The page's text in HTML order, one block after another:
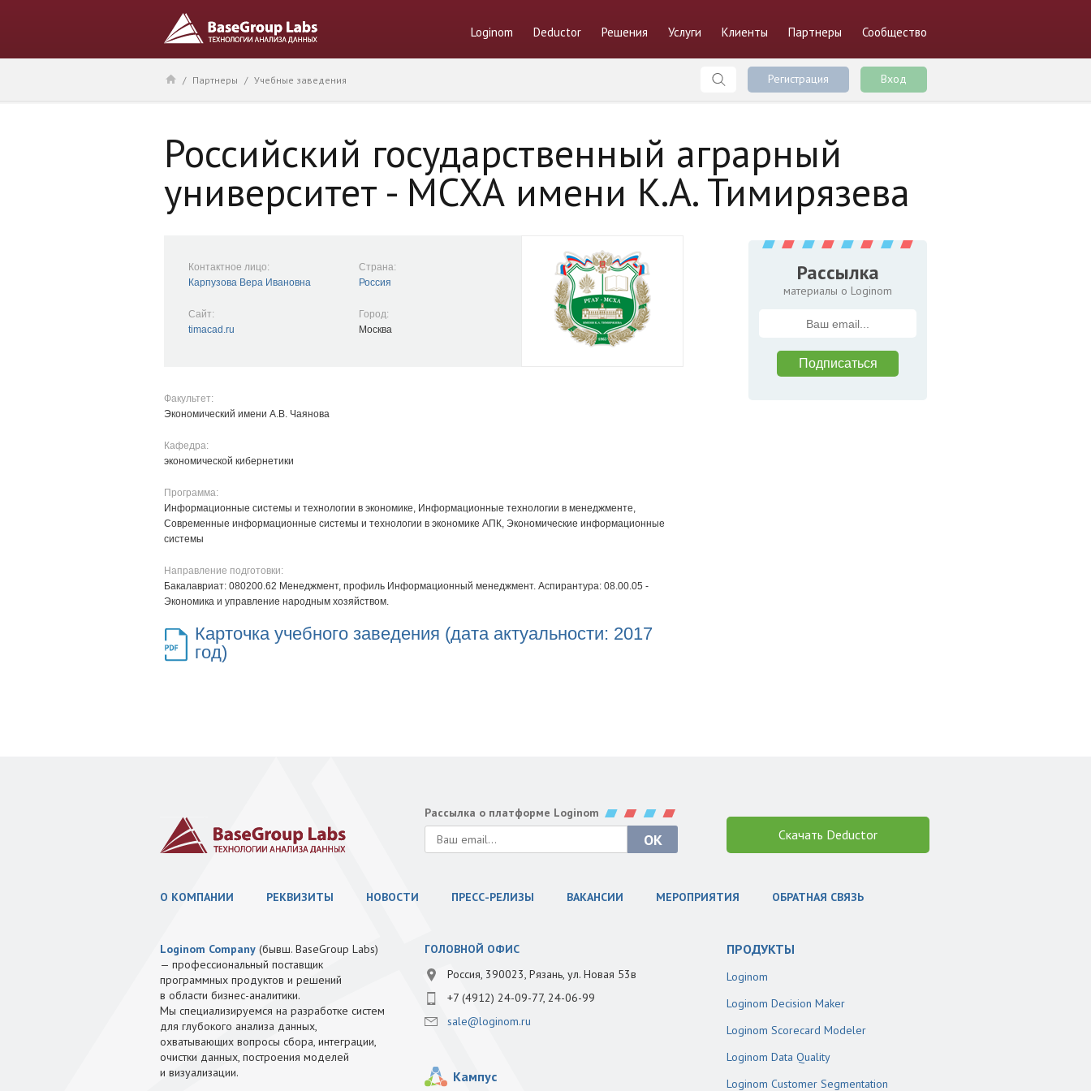
Loginom Deductor Решения Услуги Клиенты Партнеры Сообщество
/ Партнеры / Учебные заведения Регистрация Вход
Российский государственный аграрный
университет - МСХА имени К.А. Тимирязева
Контактное лицо:
Карпузова Вера Ивановна
Сайт:
timacad.ru
Страна:
Россия
Город:
Москва
Факультет:
Экономический имени А.В. Чаянова
Кафедра:
экономической кибернетики
Программа:
Информационные системы и технологии в экономике, Информационные технологии в менеджменте,
Современные информационные системы и технологии в экономике АПК, Экономические информационные
системы
Направление подготовки:
Бакалавриат: 080200.62 Менеджмент, профиль Информационный менеджмент. Аспирантура: 08.00.05 -
Экономика и управление народным хозяйством.
Карточка учебного заведения (дата актуальности: 2017
год)
Рассылка
материалы о Loginom
Рассылка о платформе Loginom
Скачать Deductor
О КОМПАНИИ РЕКВИЗИТЫ НОВОСТИ ПРЕСС-РЕЛИЗЫ ВАКАНСИИ МЕРОПРИЯТИЯ ОБРАТНАЯ СВЯЗЬ
Loginom Company (бывш. BaseGroup Labs)
— профессиональный поставщик
программных продуктов и решений
в области бизнес-аналитики.
Мы специализируемся на разработке систем
для глубокого анализа данных,
охватывающих вопросы сбора, интеграции,
очистки данных, построения моделей
и визуализации.
ГОЛОВНОЙ ОФИС
Россия, 390023, Рязань, ул. Новая 53в
+7 (4912) 24-09-77, 24-06-99
sale@loginom.ru
Кампус
ПРОДУКТЫ
Loginom
Loginom Decision Maker
Loginom Scorecard Modeler
Loginom Data Quality
Loginom Customer Segmentation